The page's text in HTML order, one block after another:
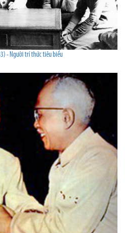
- Người trí thức tiêu biểu